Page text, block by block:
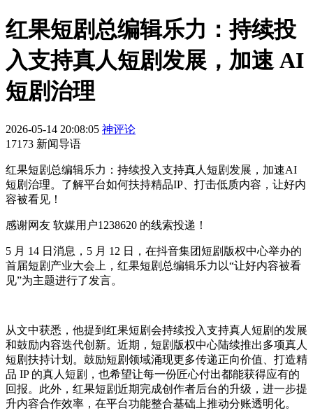
红果短剧总编辑乐力：持续投
入支持真人短剧发展，加速 AI
短剧治理
2026-05-14 20:08:05 神评论
17173 新闻导语
红果短剧总编辑乐力：持续投入支持真人短剧发展，加速AI
短剧治理。了解平台如何扶持精品IP、打击低质内容，让好内
容被看见！
感谢网友 软媒用户1238620 的线索投递！
5 月 14 日消息，5 月 12 日，在抖音集团短剧版权中心举办的
首届短剧产业大会上，红果短剧总编辑乐力以“让好内容被看
见”为主题进行了发言。
从文中获悉，他提到红果短剧会持续投入支持真人短剧的发展
和鼓励内容迭代创新。近期，短剧版权中心陆续推出多项真人
短剧扶持计划。鼓励短剧领域涌现更多传递正向价值、打造精
品 IP 的真人短剧，也希望让每一份匠心付出都能获得应有的
回报。此外，红果短剧近期完成创作者后台的升级，进一步提
升内容合作效率，在平台功能整合基础上推动分账透明化。